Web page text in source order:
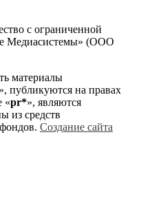
с ограниченной
Медиасистемы» (ООО
материалы
», публикуются на правах
«рr*», являются
из средств
Создание сайта